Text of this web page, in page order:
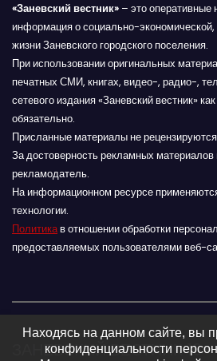
«Заневский вестник» – это оперативные
информация о социально-экономической,
жизни Заневского городского поселения.
При использовании оригинальных
печатных СМИ, книгах, видео-, радио-,
сетевого издания «Заневский вестник»
обязательно.
Присланные материалы не
За достоверность рекламных материалов
рекламодатель.
На информационном ресурсе
технологии.
Политикав отношении обработки
предоставляемых пользователями веб-
ЗАНЕВСКИЙ ВЕСТНИК 16+
Находясь на данном сайте, вы
конфиденциальности